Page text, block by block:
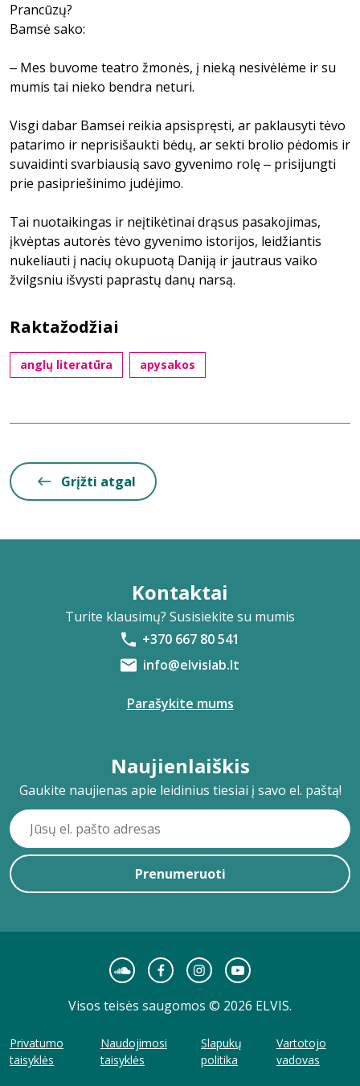
Prancūzų?
Bamsė sako:
‒ Mes buvome teatro žmonės, į nieką nesivėlėme ir su
mumis tai nieko bendra neturi.
Visgi dabar Bamsei reikia apsispręsti, ar paklausyti tėvo
patarimo ir neprisišaukti bėdų, ar sekti brolio pėdomis ir
suvaidinti svarbiausią savo gyvenimo rolę ‒ prisijungti
prie pasipriešinimo judėjimo.
Tai nuotaikingas ir neįtikėtinai drąsus pasakojimas,
įkvėptas autorės tėvo gyvenimo istorijos, leidžiantis
nukeliauti į nacių okupuotą Daniją ir jautraus vaiko
žvilgsniu išvysti paprastų danų narsą.
Raktažodžiai
anglų literatūra apysakos
Grįžti atgal
Kontaktai
Turite klausimų? Susisiekite su mumis
+370 667 80 541
info@elvislab.lt
Parašykite mums
Naujienlaiškis
Gaukite naujienas apie leidinius tiesiai į savo el. paštą!
Prenumeruoti
Visos teisės saugomos © 2026 ELVIS.
Privatumo
taisyklės
Naudojimosi
taisyklės
Slapukų
politika
Vartotojo
vadovas